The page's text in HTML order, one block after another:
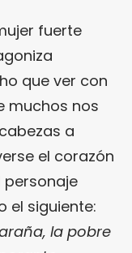
fuerte
que ver con
muchos nos
a
el corazón
personaje
el siguiente:
la pobre